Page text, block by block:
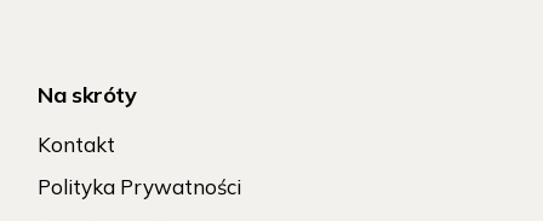
Na skróty
Kontakt
Polityka Prywatności